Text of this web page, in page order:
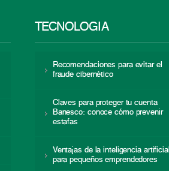
TECNOLOGÍA
Recomendaciones para evitar el
fraude cibernético
Claves para proteger tu cuenta
Banesco: conoce cómo prevenir
estafas
Ventajas de la inteligencia artificial
para pequeños emprendedores